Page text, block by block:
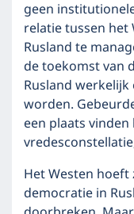
geen
relatie tussen het
Rusland te
de toekomst van
Rusland
worden.
een plaats
Het Westen
democratie in